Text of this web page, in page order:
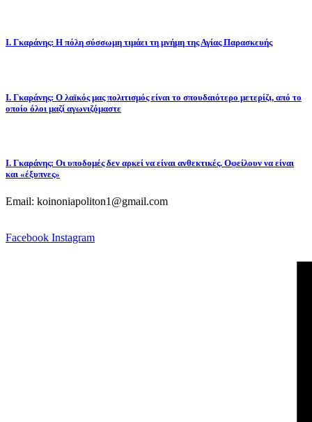
Ι. Γκαράνης: Η πόλη σύσσωμη τιμάει τη μνήμη της Αγίας Παρασκευής
Ι. Γκαράνης: Ο λαϊκός μας πολιτισμός είναι το σπουδαιότερο μετερίζι, από το
οποίο όλοι μαζί αγωνιζόμαστε
Ι. Γκαράνης: Οι υποδομές δεν αρκεί να είναι ανθεκτικές. Οφείλουν να είναι
και «έξυπνες»
Email: koinoniapoliton1@gmail.com
Facebook Instagram